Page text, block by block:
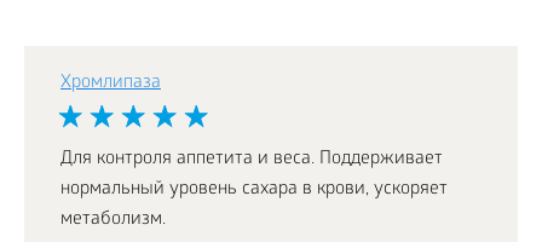
Хромлипаза
Для контроля аппетита и веса. Поддерживает
нормальный уровень сахара в крови, ускоряет
метаболизм.